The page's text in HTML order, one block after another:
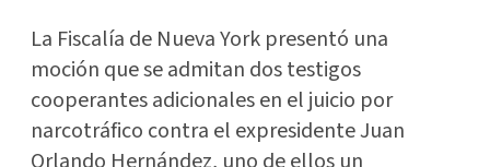
La Fiscalía de Nueva York presentó una
moción que se admitan dos testigos
cooperantes adicionales en el juicio por
narcotráfico contra el expresidente Juan